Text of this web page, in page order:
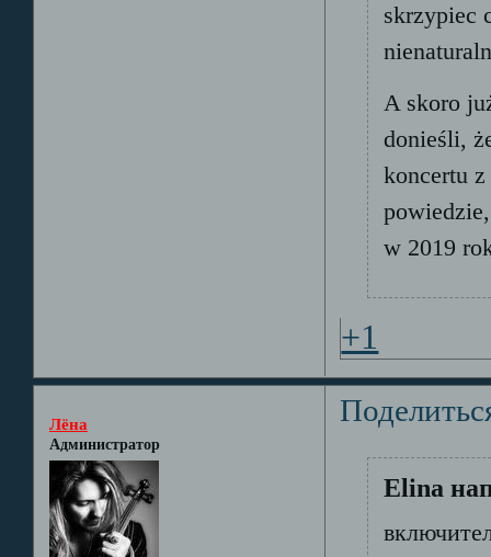
skrzypiec
A skoro
donieśli,
koncertu
w 2019
+1
Лёна
Администратор
Elina